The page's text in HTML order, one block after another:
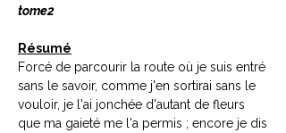
tome2
Résumé
Forcé de parcourir la route où je suis entré
sans le savoir, comme j'en sortirai sans le
vouloir, je l'ai jonchée d'autant de fleurs
que ma gaieté me l'a permis ; encore je dis